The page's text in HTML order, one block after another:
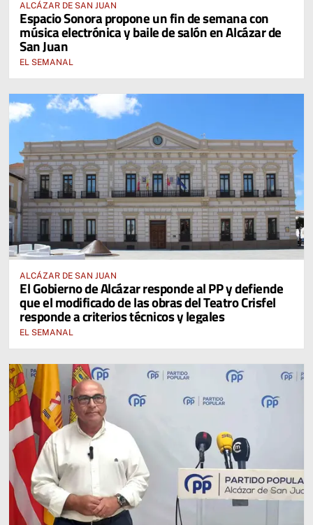
ALCÁZAR DE SAN JUAN
Espacio Sonora propone un fin de semana con
música electrónica y baile de salón en Alcázar de
San Juan
EL SEMANAL
ALCÁZAR DE SAN JUAN
El Gobierno de Alcázar responde al PP y defiende
que el modificado de las obras del Teatro Crisfel
responde a criterios técnicos y legales
EL SEMANAL